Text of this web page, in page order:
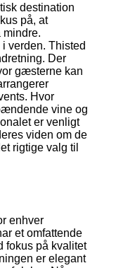
destination
på, at
mindre.
verden. Thisted
Der
gæsterne kan
Hvor
vine og
er venligt
viden om de
rigtige valg til
enhver
et omfattende
fokus på kvalitet
er elegant